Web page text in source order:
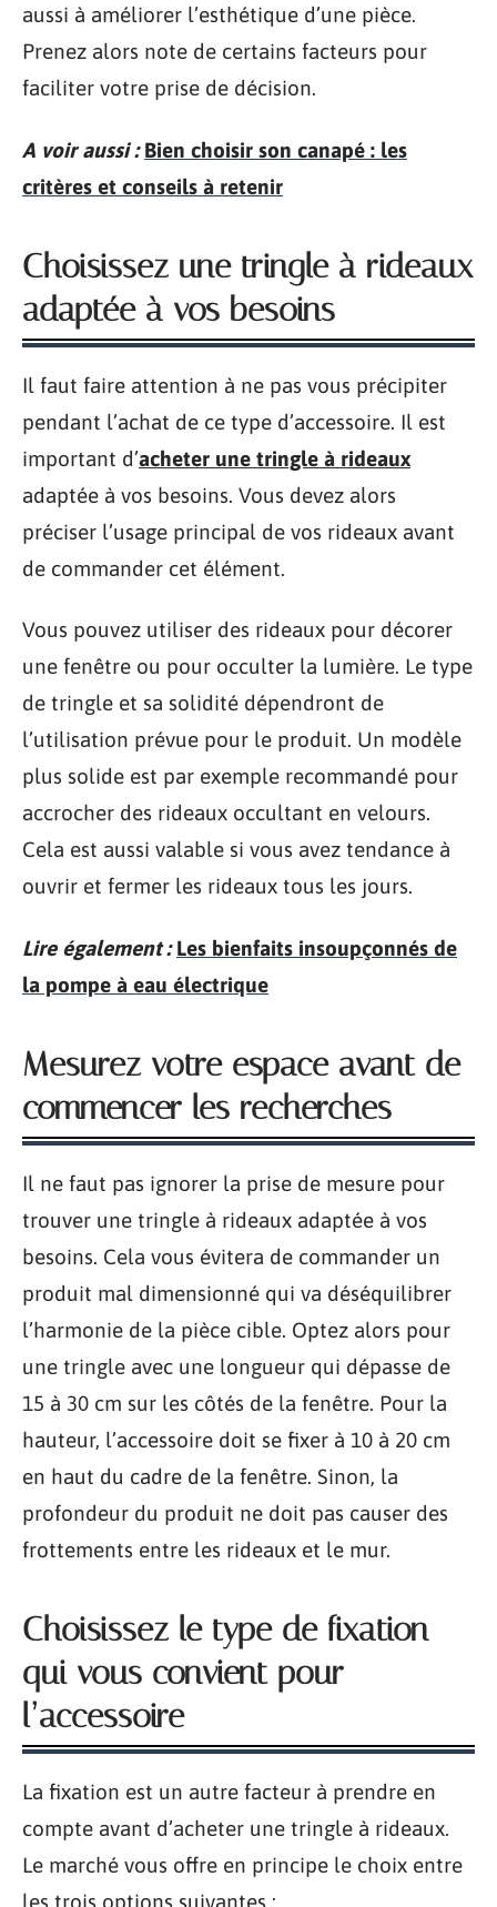
aussi à améliorer l’esthétique d’une pièce.
Prenez alors note de certains facteurs pour
faciliter votre prise de décision.
A voir aussi : Bien choisir son canapé : les
critères et conseils à retenir
Choisissez une tringle à rideaux
adaptée à vos besoins
Il faut faire attention à ne pas vous précipiter
pendant l’achat de ce type d’accessoire. Il est
important d’acheter une tringle à rideaux
adaptée à vos besoins. Vous devez alors
préciser l’usage principal de vos rideaux avant
de commander cet élément.
Vous pouvez utiliser des rideaux pour décorer
une fenêtre ou pour occulter la lumière. Le type
de tringle et sa solidité dépendront de
l’utilisation prévue pour le produit. Un modèle
plus solide est par exemple recommandé pour
accrocher des rideaux occultant en velours.
Cela est aussi valable si vous avez tendance à
ouvrir et fermer les rideaux tous les jours.
Lire également : Les bienfaits insoupçonnés de
la pompe à eau électrique
Mesurez votre espace avant de
commencer les recherches
Il ne faut pas ignorer la prise de mesure pour
trouver une tringle à rideaux adaptée à vos
besoins. Cela vous évitera de commander un
produit mal dimensionné qui va déséquilibrer
l’harmonie de la pièce cible. Optez alors pour
une tringle avec une longueur qui dépasse de
15 à 30 cm sur les côtés de la fenêtre. Pour la
hauteur, l’accessoire doit se fixer à 10 à 20 cm
en haut du cadre de la fenêtre. Sinon, la
profondeur du produit ne doit pas causer des
frottements entre les rideaux et le mur.
Choisissez le type de fixation
qui vous convient pour
l’accessoire
La fixation est un autre facteur à prendre en
compte avant d’acheter une tringle à rideaux.
Le marché vous offre en principe le choix entre
les trois options suivantes :